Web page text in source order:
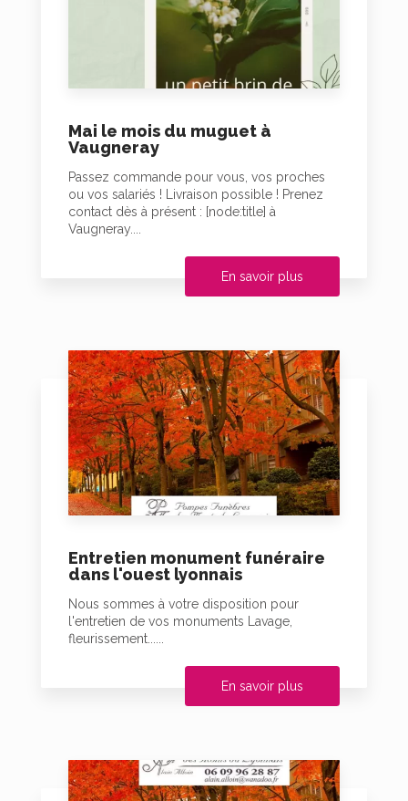
Mai le mois du muguet à
Vaugneray
Passez commande pour vous, vos proches
ou vos salariés ! Livraison possible ! Prenez
contact dès à présent : [node:title] à
Vaugneray....
En savoir plus
Entretien monument funéraire
dans l'ouest lyonnais
Nous sommes à votre disposition pour
l'entretien de vos monuments Lavage,
fleurissement......
En savoir plus